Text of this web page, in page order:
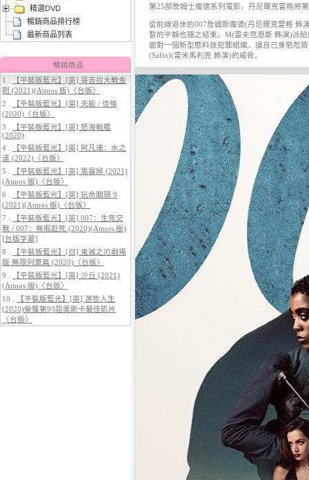
4. 【平裝版藍光】[英] 穿著PRADA
的惡魔 2 (2026)
5.【平裝版藍光】[英] 巔峰獵殺
(2026)
精選DVD
暢銷商品排行榜
最新商品列表
暢銷商品
1 .
【平裝版藍光】[英] 哥吉拉大戰金
剛 (2021)(Atmos 版)〈台版〉
2 .
【平裝版藍光】[英] 天能 / 信條
(2020)〈台版〉
3 .
【平裝版藍光】[英] 怒海戰艦
(2020)
4 .
【平裝版藍光】[英] 阿凡達：水之
道 (2022)〈台版〉
5 .
【平裝版藍光】[英] 黑寡婦 (2021)
(Atmos 版)〈台版〉
6 .
【平裝版藍光】[英] 玩命關頭 9
(2021)(Atmos 版)〈台版〉
7 .
【平裝版藍光】[英] 007：生死交
戰 / 007：無暇赴死 (2020)(Atmos 版)
[台版字幕]
8 .
【平裝版藍光】[日] 鬼滅之刃劇場
版 無限列車篇 (2020)〈台版〉
9 .
【平裝版藍光】[英] 沙丘 (2021)
(Atmos 版)〈台版〉
10 .
【平裝版藍光】[英] 游牧人生
(2020)榮獲第93屆奧斯卡最佳影片
〈台版〉
第25部詹姆士龐德系列電影，丹尼爾克雷格將
從前線退休的007詹姆斯龐德(丹尼爾克雷格 飾
暫的平靜也隨之結束。M(雷夫范恩斯 飾演)派
面對一個新型態科技犯罪組織，讓自己身陷危
(Safin)(雷米馬利克 飾演)的威脅。